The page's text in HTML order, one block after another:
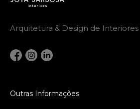
Arquitetura & Design de Interiores
Outras Informações